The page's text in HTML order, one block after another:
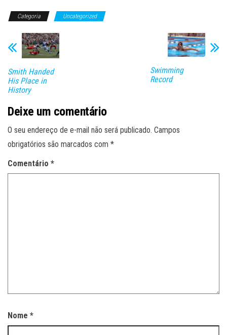
bo
ok
tt
er
ail ts
Categoria Uncategorized
Smith Handed
His Place in
History
Swimming
Record
Deixe um comentário
O seu endereço de e-mail não será publicado. Campos
obrigatórios são marcados com *
Comentário *
Nome *